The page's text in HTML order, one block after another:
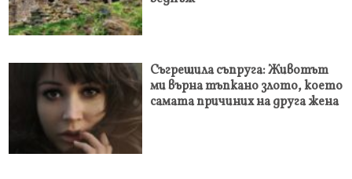
Съгрешила съпруга: Животът
ми върна тъпкано злото, което
самата причиних на друга жена